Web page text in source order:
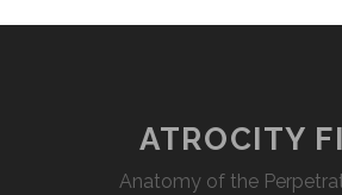
ATROCITY
Anatomy of the